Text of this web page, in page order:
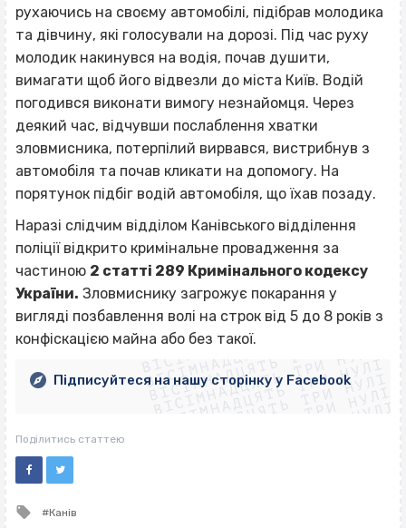
рухаючись на своєму автомобілі, підібрав молодика
та дівчину, які голосували на дорозі. Під час руху
молодик накинувся на водія, почав душити,
вимагати щоб його відвезли до міста Київ. Водій
погодився виконати вимогу незнайомця. Через
деякий час, відчувши послаблення хватки
зловмисника, потерпілий вирвався, вистрибнув з
автомобіля та почав кликати на допомогу. На
порятунок підбіг водій автомобіля, що їхав позаду.
Наразі слідчим відділом Канівського відділення
поліції відкрито кримінальне провадження за
частиною 2 статті 289 Кримінального кодексу
України. Зловмиснику загрожує покарання у
вигляді позбавлення волі на строк від 5 до 8 років з
конфіскацією майна або без такої.ВІСІМНАДЦЯТЬ ТРИ НУЛІ
ВІСІМНАДЦЯТЬ ТРИ НУЛІ
ВІСІМНАДЦЯТЬ ТРИ НУЛІ
ВІСІМНАДЦЯТЬ ТРИ НУЛІ
ВІСІМНАДЦЯТЬ ТРИ НУЛІ
ВІСІМНАДЦЯТЬ ТРИ НУЛІ
ВІСІМНАДЦЯТЬ ТРИ НУЛІ
ВІСІМНАДЦЯТЬ ТРИ НУЛІ
Підписуйтеся на нашу сторінку у Facebook
Поділитись статтею
Tagged
Канів